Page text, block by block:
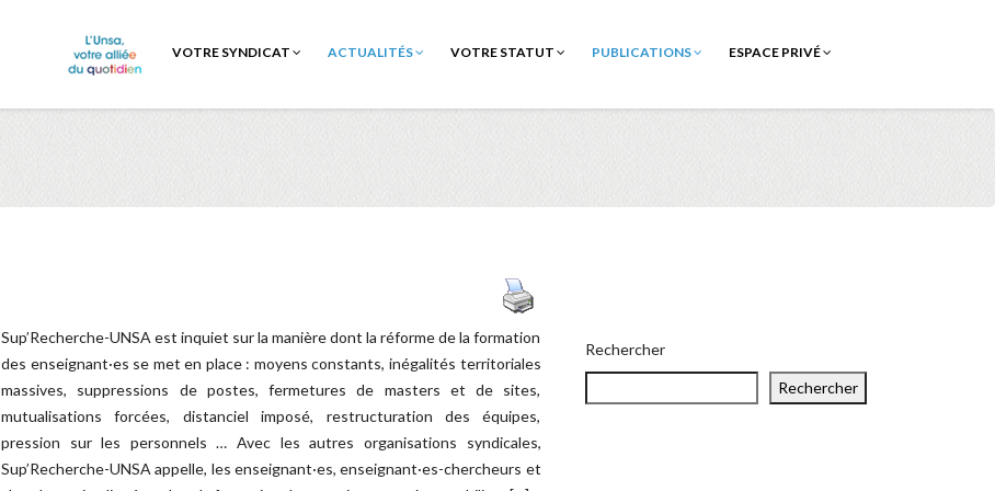
VOTRE SYNDICAT ACTUALITÉS VOTRE STATUT PUBLICATIONS ESPACE PRIVÉ
Sup’Recherche-UNSA est inquiet sur la manière dont la réforme de la formation
des enseignant·es se met en place : moyens constants, inégalités territoriales
massives, suppressions de postes, fermetures de masters et de sites,
mutualisations forcées, distanciel imposé, restructuration des équipes,
pression sur les personnels … Avec les autres organisations syndicales,
Sup’Recherche-UNSA appelle, les enseignant·es, enseignant·es-chercheurs et
Rechercher
Rechercher